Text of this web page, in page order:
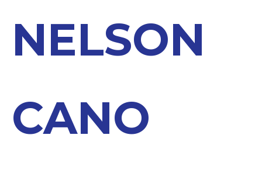
NELSON
CANO